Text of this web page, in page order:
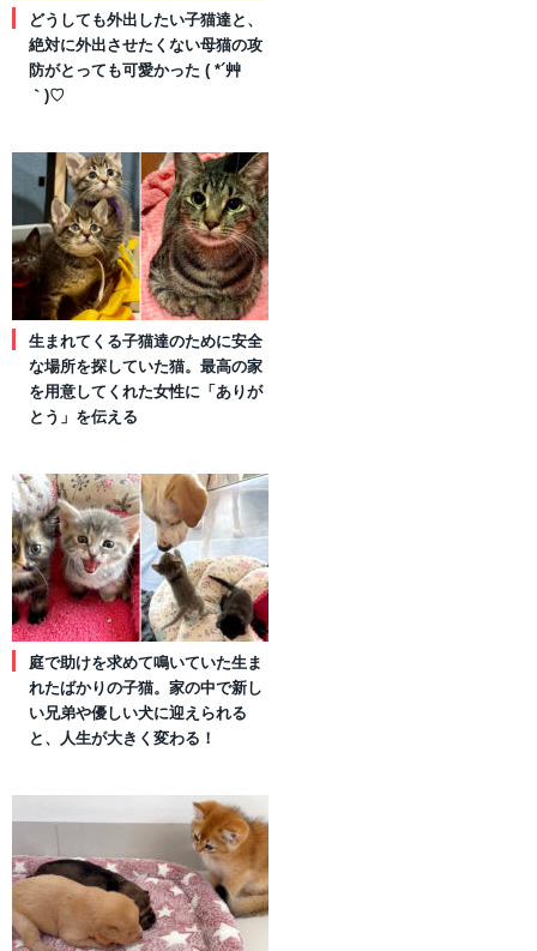
どうしても外出したい子猫達と、
絶対に外出させたくない母猫の攻
防がとっても可愛かった ( *´艸
｀)♡
生まれてくる子猫達のために安全
な場所を探していた猫。最高の家
を用意してくれた女性に「ありが
とう」を伝える
庭で助けを求めて鳴いていた生ま
れたばかりの子猫。家の中で新し
い兄弟や優しい犬に迎えられる
と、人生が大きく変わる！